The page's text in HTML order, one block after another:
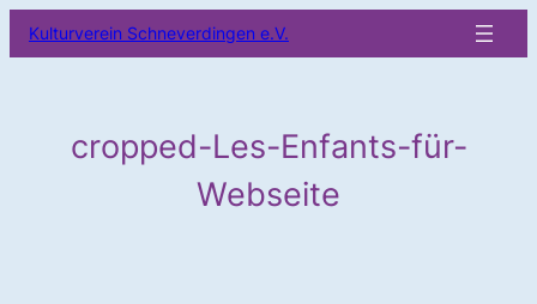
Inhalt
Kulturverein Schneverdingen e.V.
cropped-Les-Enfants-für-
Webseite